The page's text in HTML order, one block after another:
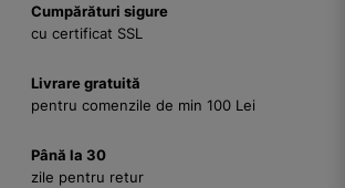
Cumpărături sigure
cu certificat SSL
Livrare gratuită
pentru comenzile de min 100 Lei
Până la 30
zile pentru retur